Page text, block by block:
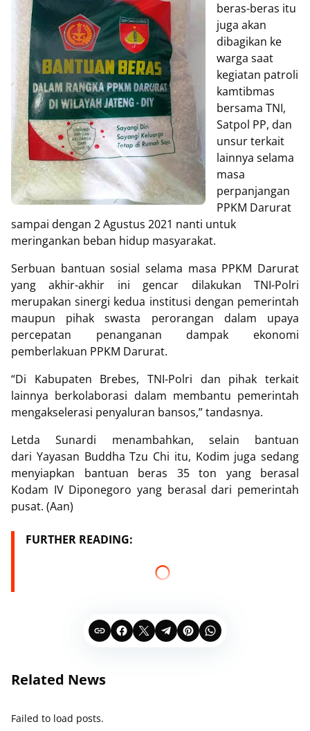
beras-beras itu
juga akan
dibagikan ke
warga saat
kegiatan patroli
kamtibmas
bersama TNI,
Satpol PP, dan
unsur terkait
lainnya selama
masa
perpanjangan
PPKM Darurat
sampai dengan 2 Agustus 2021 nanti untuk
meringankan beban hidup masyarakat.
Serbuan bantuan sosial selama masa PPKM Darurat
yang akhir-akhir ini gencar dilakukan TNI-Polri
merupakan sinergi kedua institusi dengan pemerintah
maupun pihak swasta perorangan dalam upaya
percepatan penanganan dampak ekonomi
pemberlakuan PPKM Darurat.
“Di Kabupaten Brebes, TNI-Polri dan pihak terkait
lainnya berkolaborasi dalam membantu pemerintah
mengakselerasi penyaluran bansos,” tandasnya.
Letda Sunardi menambahkan, selain bantuan
dari Yayasan Buddha Tzu Chi itu, Kodim juga sedang
menyiapkan bantuan beras 35 ton yang berasal
Kodam IV Diponegoro yang berasal dari pemerintah
pusat. (Aan)
FURTHER READING:
Related News
Failed to load posts.